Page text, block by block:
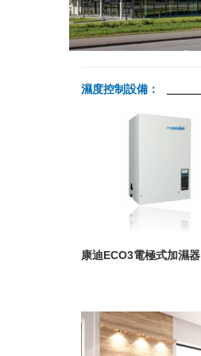
濕度控制設備：
康迪ECO3電極式加濕器